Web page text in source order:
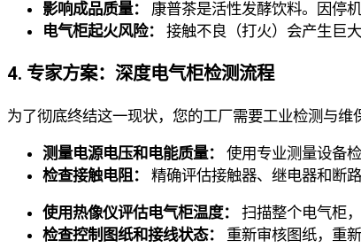
影响成品质量：
康普茶是活性发酵饮料。因停
电气柜起火风险：
接触不良（打火）会产生巨
4. 专家方案：深度电气柜检测流程
为了彻底终结这一现状，您的工厂需要工业检测与
测量电源电压和电能质量：
使用专业测量设备
检查接触电阻：
精确评估接触器、继电器和断
使用热像仪评估电气柜温度：
扫描整个电气柜
检查控制图纸和接线状态：
重新审核图纸，重